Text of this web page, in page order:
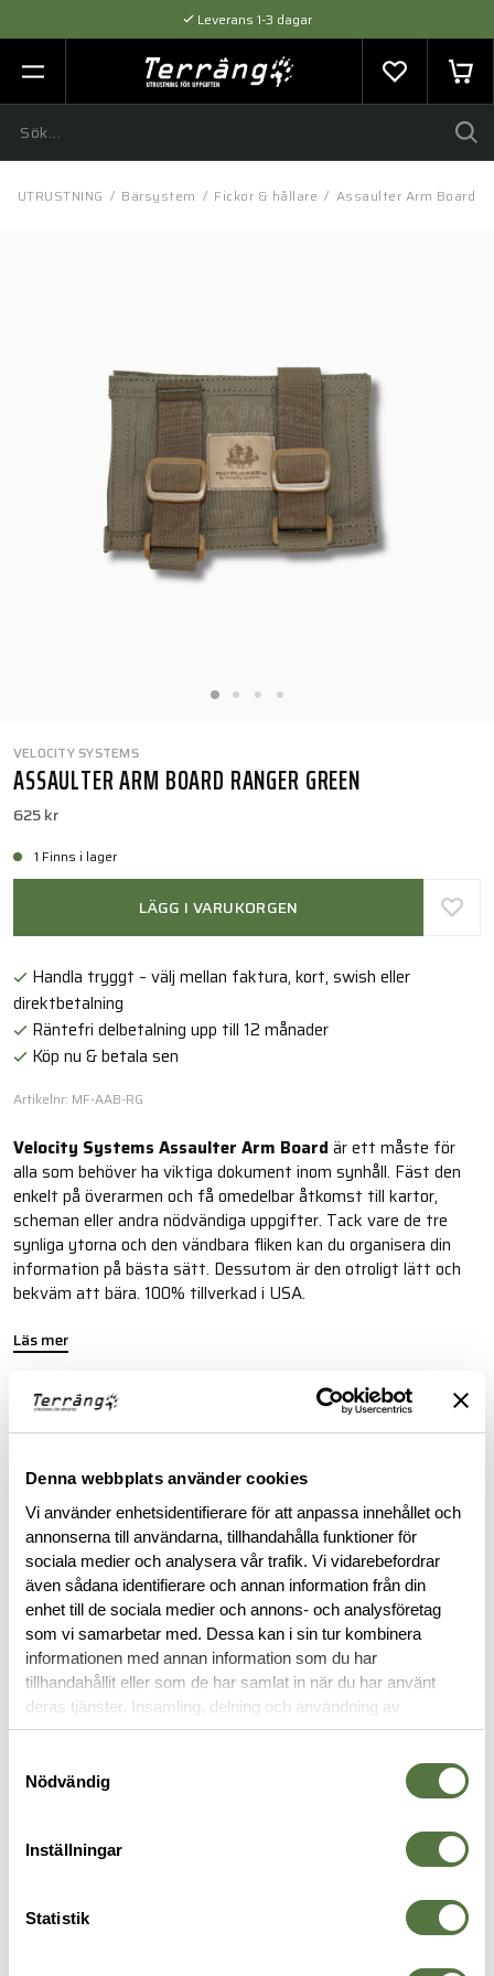
Denna webbplats använder cookies
Vi använder enhetsidentifierare för att anpassa innehållet och
annonserna till användarna, tillhandahålla funktioner för
sociala medier och analysera vår trafik. Vi vidarebefordrar
även sådana identifierare och annan information från din
enhet till de sociala medier och annons- och analysföretag
som vi samarbetar med. Dessa kan i sin tur kombinera
informationen med annan information som du har
tillhandahållit eller som de har samlat in när du har använt
deras tjänster. Insamling, delning och användning av
personuppgifter kan användas för personalisering av
Nödvändig
Inställningar
Statistik
Leverans 1-3 dagar
Flexibel betalning med SVEA
Expertråd & Kvalitetsprodukter
UTRUSTNING / Bärsystem / Fickor & hållare / Assaulter Arm Board
VELOCITY SYSTEMS
ASSAULTER ARM BOARD RANGER GREEN
625 kr
1 Finns i lager
LÄGG I VARUKORGEN
Handla tryggt – välj mellan faktura, kort, swish eller
direktbetalning
Räntefri delbetalning upp till 12 månader
Köp nu & betala sen
Artikelnr: MF-AAB-RG
Velocity Systems Assaulter Arm Board är ett måste för
alla som behöver ha viktiga dokument inom synhåll. Fäst den
enkelt på överarmen och få omedelbar åtkomst till kartor,
scheman eller andra nödvändiga uppgifter. Tack vare de tre
synliga ytorna och den vändbara fliken kan du organisera din
information på bästa sätt. Dessutom är den otroligt lätt och
bekväm att bära. 100% tillverkad i USA.
Läs mer
FINNS I FÖLJANDE FÄRGER
BESKRIVNING
RECENSIONER
OM VARUMÄRKET
FICKOR & HÅLLARE